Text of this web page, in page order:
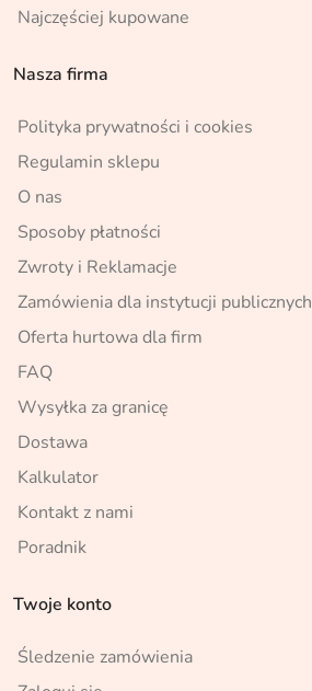
Najczęściej kupowane
Nasza firma
Polityka prywatności i cookies
Regulamin sklepu
O nas
Sposoby płatności
Zwroty i Reklamacje
Zamówienia dla instytucji publicznych
Oferta hurtowa dla firm
FAQ
Wysyłka za granicę
Dostawa
Kalkulator
Kontakt z nami
Poradnik
Twoje konto
Śledzenie zamówienia